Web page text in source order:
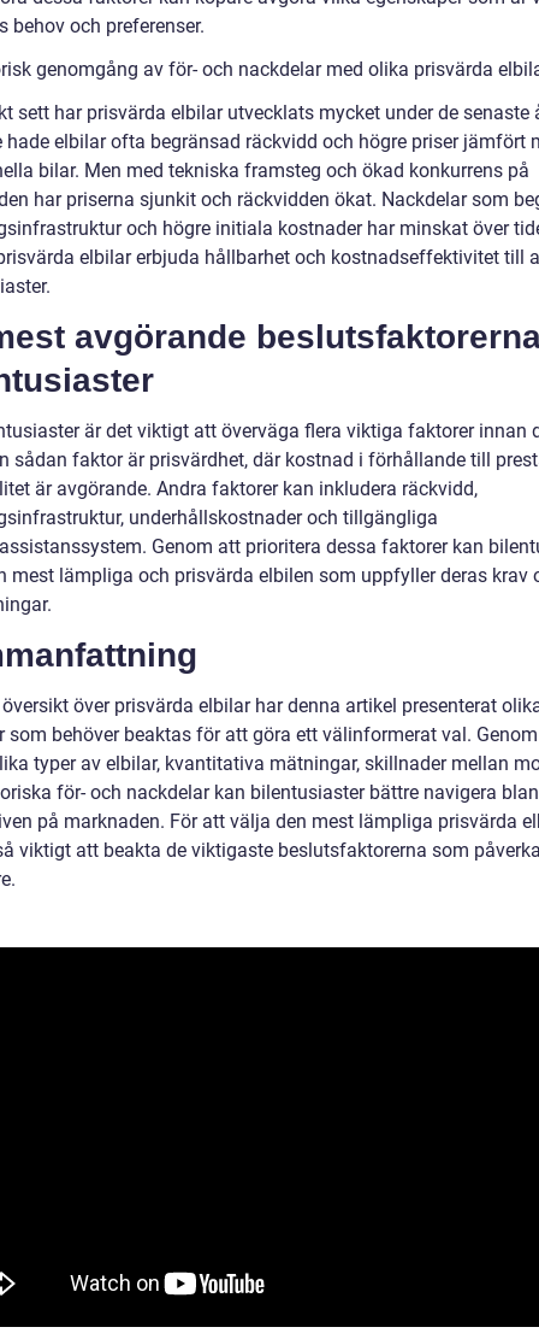
behov och preferenser.
genomgång av för- och nackdelar med olika prisvärda
sett har prisvärda elbilar utvecklats mycket under de senaste
hade elbilar ofta begränsad räckvidd och högre priser jämfört
bilar. Men med tekniska framsteg och ökad konkurrens på
har priserna sjunkit och räckvidden ökat. Nackdelar som
och högre initiala kostnader har minskat över
elbilar erbjuda hållbarhet och kostnadseffektivitet till
avgörande
är det viktigt att överväga flera viktiga faktorer innan
sådan faktor är prisvärdhet, där kostnad i förhållande till
är avgörande. Andra faktorer kan inkludera räckvidd,
underhållskostnader och tillgängliga
Genom att prioritera dessa faktorer kan
mest lämpliga och prisvärda elbilen som uppfyller deras krav
över prisvärda elbilar har denna artikel presenterat
som behöver beaktas för att göra ett välinformerat val.
typer av elbilar, kvantitativa mätningar, skillnader mellan
för- och nackdelar kan bilentusiaster bättre navigera
på marknaden. För att välja den mest lämpliga prisvärda
viktigt att beakta de viktigaste beslutsfaktorerna som